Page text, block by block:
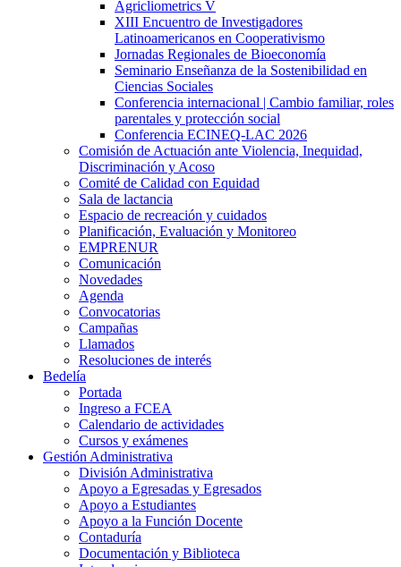
Agricliometrics V
XIII Encuentro de Investigadores
Latinoamericanos en Cooperativismo
Jornadas Regionales de Bioeconomía
Seminario Enseñanza de la Sostenibilidad en
Ciencias Sociales
Conferencia internacional | Cambio familiar, roles
parentales y protección social
Conferencia ECINEQ-LAC 2026
Comisión de Actuación ante Violencia, Inequidad,
Discriminación y Acoso
Comité de Calidad con Equidad
Sala de lactancia
Espacio de recreación y cuidados
Planificación, Evaluación y Monitoreo
EMPRENUR
Comunicación
Novedades
Agenda
Convocatorias
Campañas
Llamados
Resoluciones de interés
Bedelía
Portada
Ingreso a FCEA
Calendario de actividades
Cursos y exámenes
Gestión Administrativa
División Administrativa
Apoyo a Egresadas y Egresados
Apoyo a Estudiantes
Apoyo a la Función Docente
Contaduría
Documentación y Biblioteca